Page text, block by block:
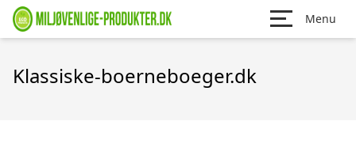
Menu
Klassiske-boerneboeger.dk